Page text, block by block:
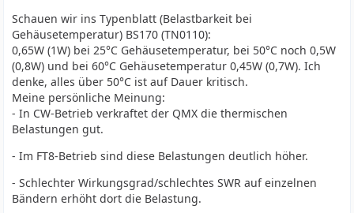
Schauen wir ins Typenblatt (Belastbarkeit bei
Gehäusetemperatur) BS170 (TN0110):
0,65W (1W) bei 25°C Gehäusetemperatur, bei 50°C noch 0,5W
(0,8W) und bei 60°C Gehäusetemperatur 0,45W (0,7W). Ich
denke, alles über 50°C ist auf Dauer kritisch.
Meine persönliche Meinung:
- In CW-Betrieb verkraftet der QMX die thermischen
Belastungen gut.
- Im FT8-Betrieb sind diese Belastungen deutlich höher.
- Schlechter Wirkungsgrad/schlechtes SWR auf einzelnen
Bändern erhöht dort die Belastung.